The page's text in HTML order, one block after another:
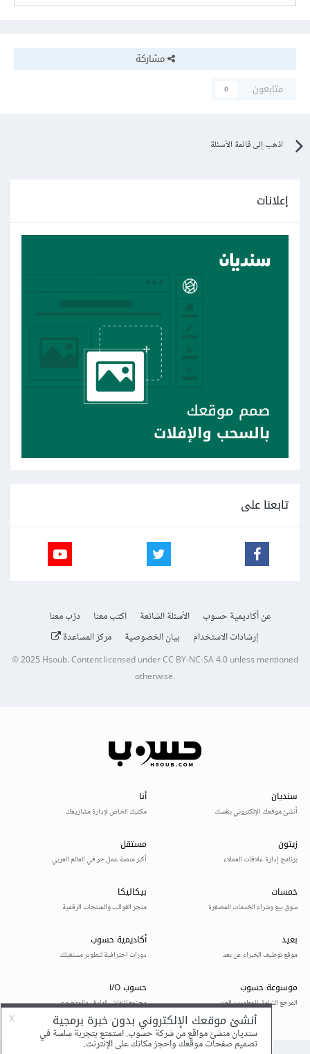
مشاركة
متابعون
0
اذهب إلى قائمة الأسئلة
إعلانات
تابعنا على
عن أكاديمية حسوب الأسئلة الشائعة اكتب معنا
درّب معنا
إرشادات الاستخدام
بيان الخصوصية مركز المساعدة
© 2025Hsoub.Content licensed underCC BY-NC-SA 4.0unless mentioned
otherwise.